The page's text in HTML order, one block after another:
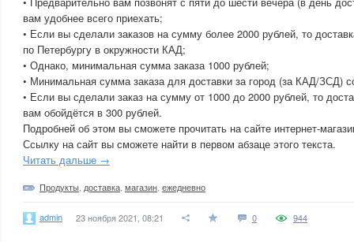
вам удобнее всего приехать;
• Если вы сделали заказов на сумму более 2000 рублей, то
по Петербургу в окружности КАД;
• Однако, минимальная сумма заказа 1000 рублей;
• Минимальная сумма заказа для доставки за город (за КАД/ЗСД)
• Если вы сделали заказ на сумму от 1000 до 2000 рублей, то
вам обойдётся в 300 рублей.
Подробней об этом вы сможете прочитать на сайте интернет-
Ссылку на сайт вы сможете найти в первом абзаце этого текста.
Читать дальше →
Продукты доставка магазин ежедневно
admin 23 ноября 2021, 08:21 0 944